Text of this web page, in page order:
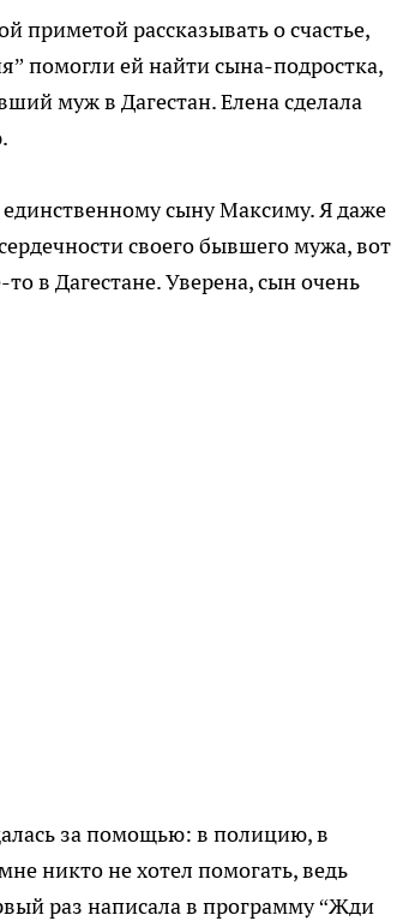
приметой рассказывать о счастье,
помогли ей найти сына-подростка,
муж в Дагестан. Елена сделала
единственному сыну Максиму. Я даже
своего бывшего мужа, вот
в Дагестане. Уверена, сын очень
за помощью: в полицию, в
никто не хотел помогать, ведь
раз написала в программу “Жди